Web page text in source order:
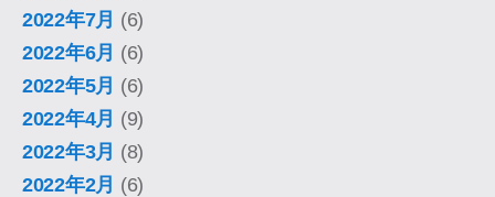
2022年7月 (6)
2022年6月 (6)
2022年5月 (6)
2022年4月 (9)
2022年3月 (8)
2022年2月 (6)